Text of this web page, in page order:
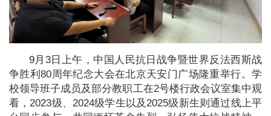
9月3日上午，中国人民抗日战争暨世界反法西斯战
争胜利80周年纪念大会在北京天安门广场隆重举行。学
校领导班子成员及部分教职工在2号楼行政会议室集中观
看，2023级、2024级学生以及2025级新生则通过线上平